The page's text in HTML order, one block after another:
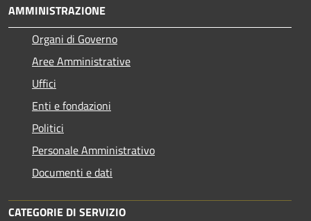
AMMINISTRAZIONE
Organi di Governo
Aree Amministrative
Uffici
Enti e fondazioni
Politici
Personale Amministrativo
Documenti e dati
CATEGORIE DI SERVIZIO